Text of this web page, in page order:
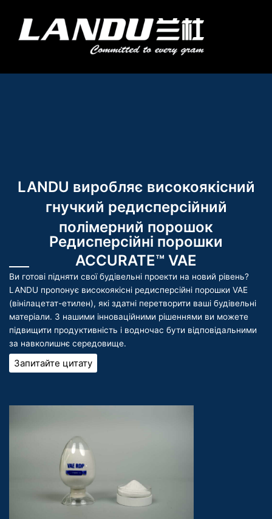
змісту
LANDU виробляє високоякісний
гнучкий редисперсійний
полімерний порошок
Редисперсійні порошки
ACCURATE™ VAE
Ви готові підняти свої будівельні проекти на новий рівень?
LANDU пропонує високоякісні редисперсійні порошки VAE
(вінілацетат-етилен), які здатні перетворити ваші будівельні
матеріали. З нашими інноваційними рішеннями ви можете
підвищити продуктивність і водночас бути відповідальними
за навколишнє середовище.
Запитайте цитату